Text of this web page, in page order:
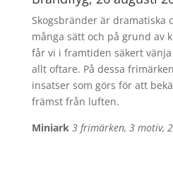
Skogsbränder är dramatiska
många sätt och på grund av
får vi i framtiden säkert
allt oftare. På dessa
insatser som görs för att
främst från luften.
Miniark 3 frimärken, 3 motiv,